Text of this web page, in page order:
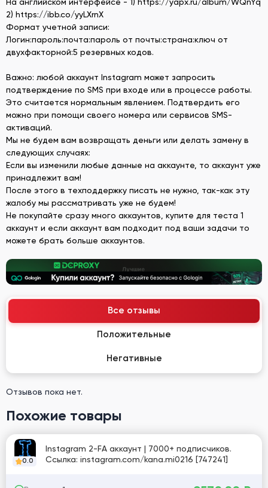
2) https://ibb.co/yyLXrnX
Формат учетной записи:
Логин:пароль:почта:пароль от почты:страна:ключ от
двухфакторной:5 резервных кодов.
Важно: любой аккаунт Instagram может запросить
подтверждение по SMS при входе или в процессе работы.
Это считается нормальным явлением. Подтвердить его
можно при помощи своего номера или сервисов SMS-
активаций.
Мы не будем вам возвращать деньги или делать замену в
следующих случаях:
Если вы изменили любые данные на аккаунте, то аккаунт уже
принадлежит вам!
После этого в техподдержку писать не нужно, так-как эту
жалобу мы рассматривать уже не будем!
Не покупайте сразу много аккаунтов, купите для теста 1
аккаунт и если аккаунт вам подходит под ваши задачи то
можете брать больше аккаунтов.
Все отзывы
Положительные
Негативные
Отзывов пока нет.
Похожие товары
0.0
Instagram 2-FA аккаунт | 7000+ подписчиков.
Ссылка: instagram.com/kana.mi0216 [747241]